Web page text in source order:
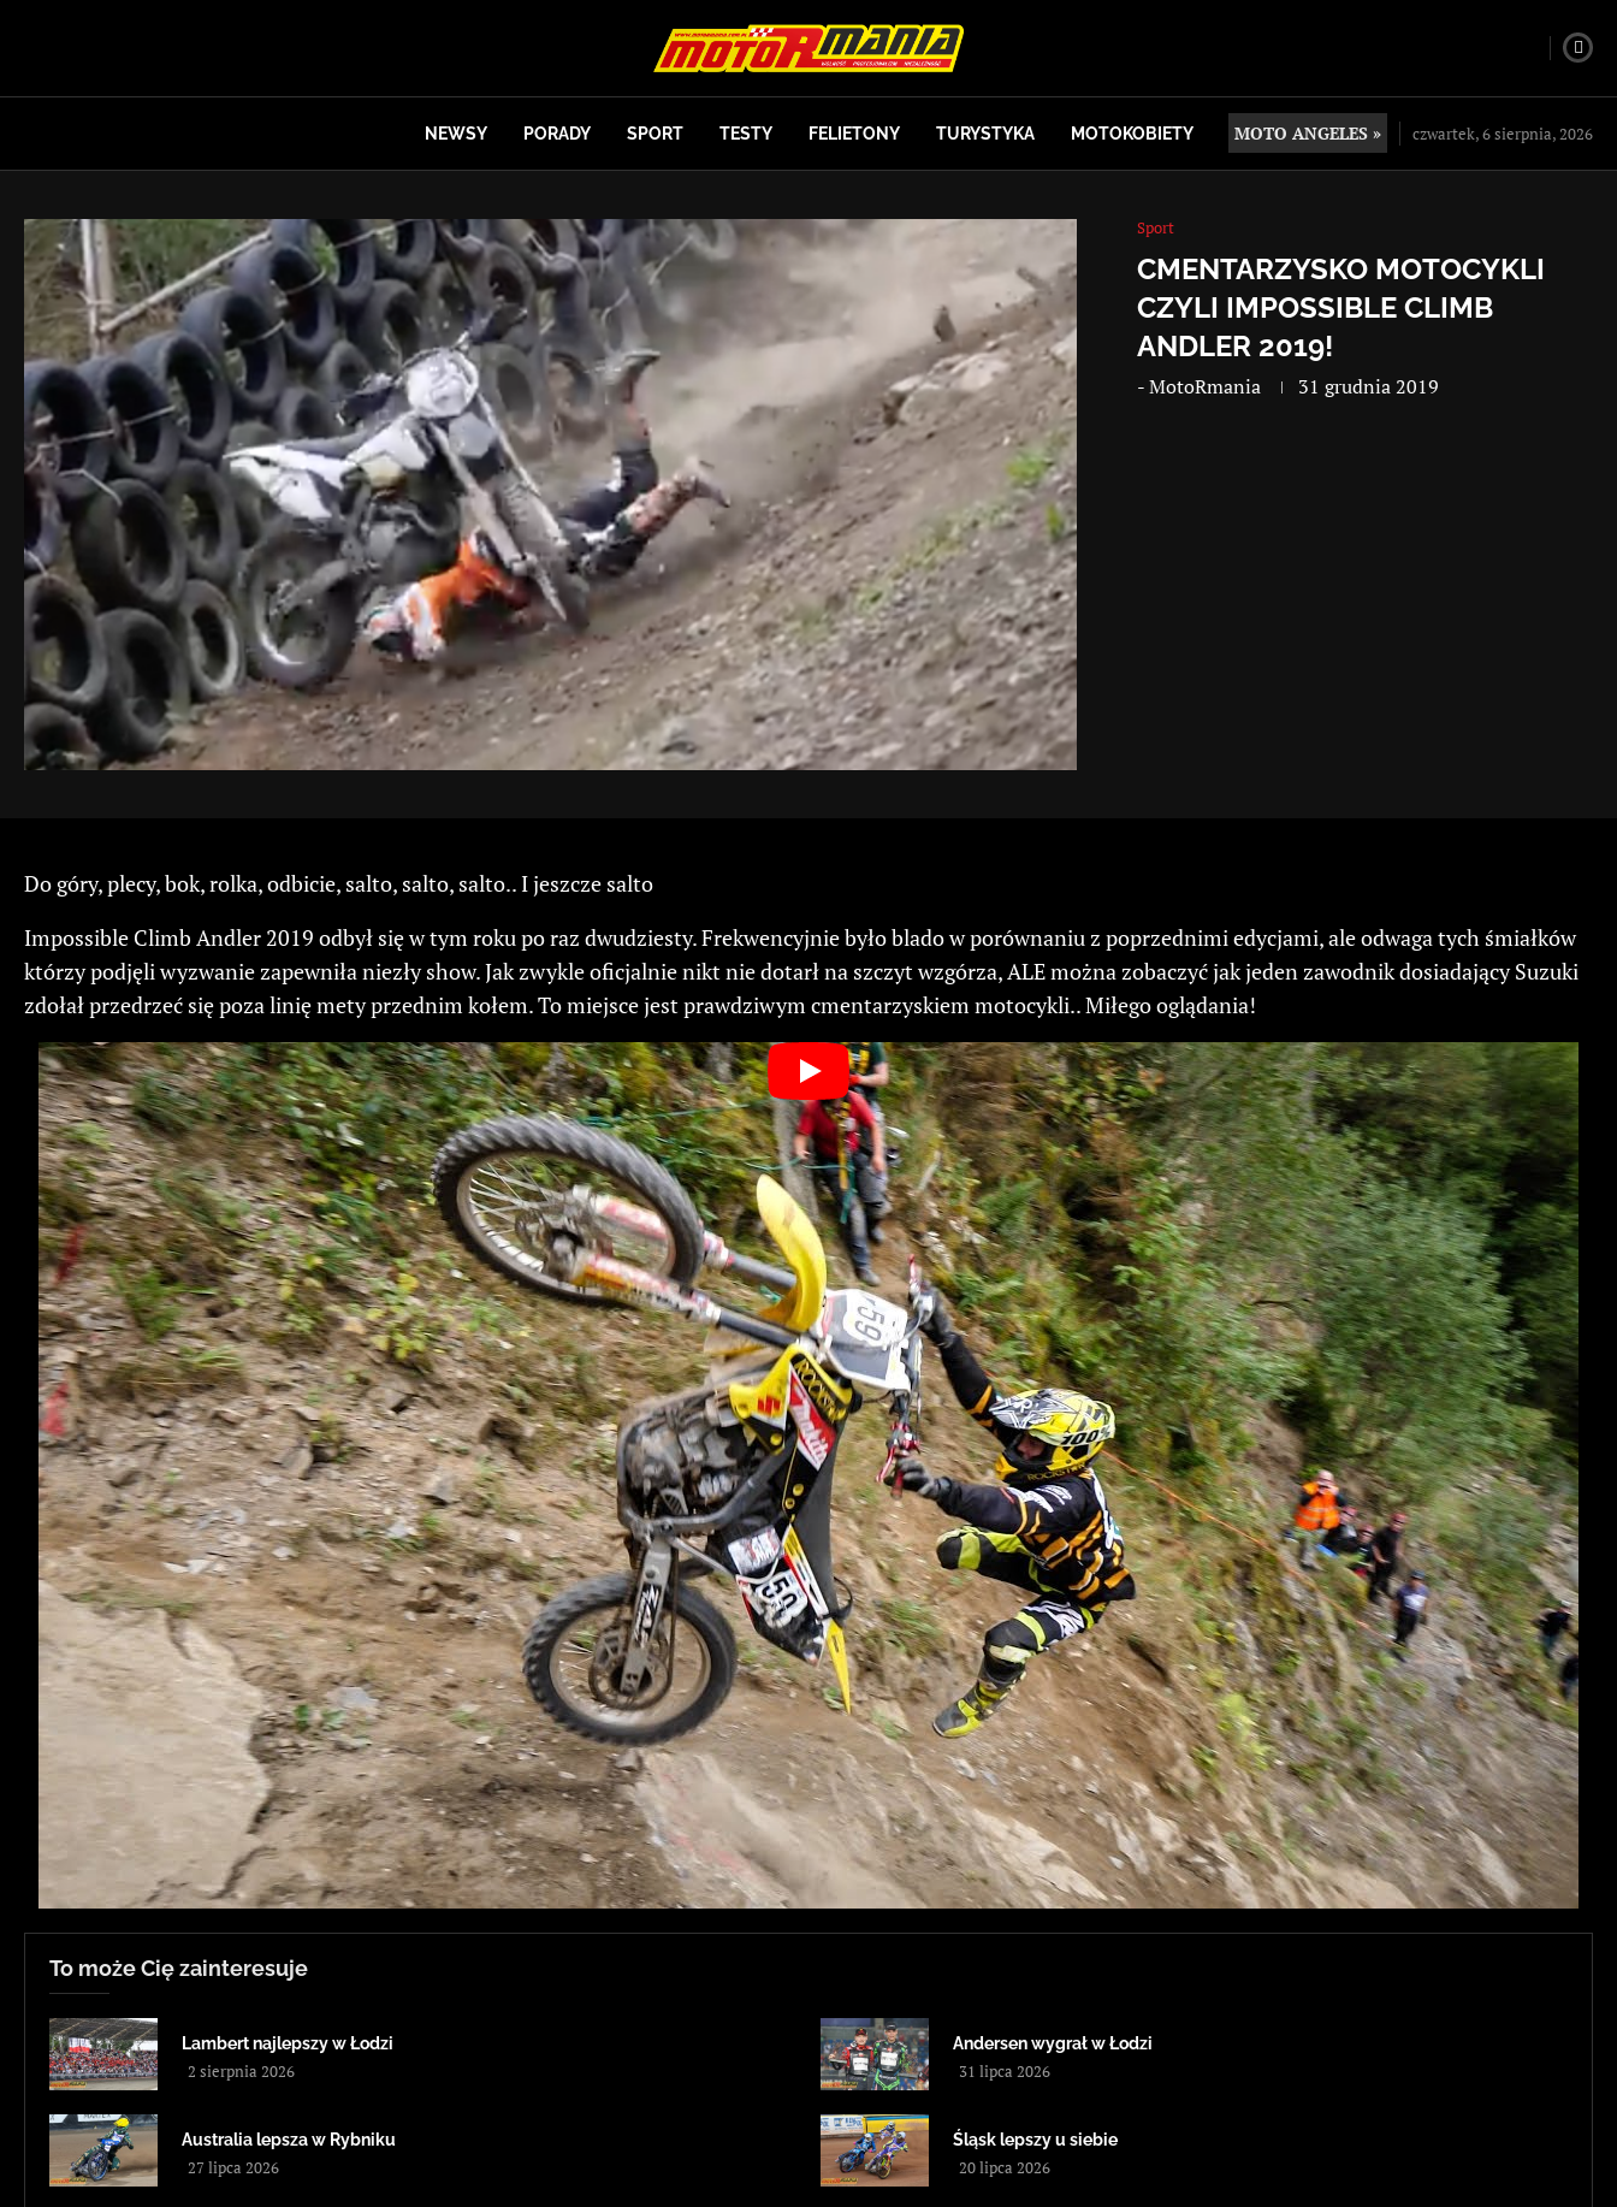
NEWSY PORADY SPORT TESTY FELIETONY TURYSTYKA MOTOKOBIETY MOTO ANGELES » czwartek, 6 sierpnia, 2026
Sport
CMENTARZYSKO MOTOCYKLI
CZYLI IMPOSSIBLE CLIMB
ANDLER 2019!
-MotoRmania 31 grudnia 2019
Do góry, plecy, bok, rolka, odbicie, salto, salto, salto.. I jeszcze salto
Impossible Climb Andler 2019 odbył się w tym roku po raz dwudziesty. Frekwencyjnie było blado w porównaniu z poprzednimi edycjami, ale odwaga tych śmiałków
którzy podjęli wyzwanie zapewniła niezły show. Jak zwykle oficjalnie nikt nie dotarł na szczyt wzgórza, ALE można zobaczyć jak jeden zawodnik dosiadający Suzuki
zdołał przedrzeć się poza linię mety przednim kołem. To miejsce jest prawdziwym cmentarzyskiem motocykli.. Miłego oglądania!
To może Cię zainteresuje
Lambert najlepszy w Łodzi
2 sierpnia 2026
Andersen wygrał w Łodzi
31 lipca 2026
Australia lepsza w Rybniku
27 lipca 2026
Śląsk lepszy u siebie
20 lipca 2026